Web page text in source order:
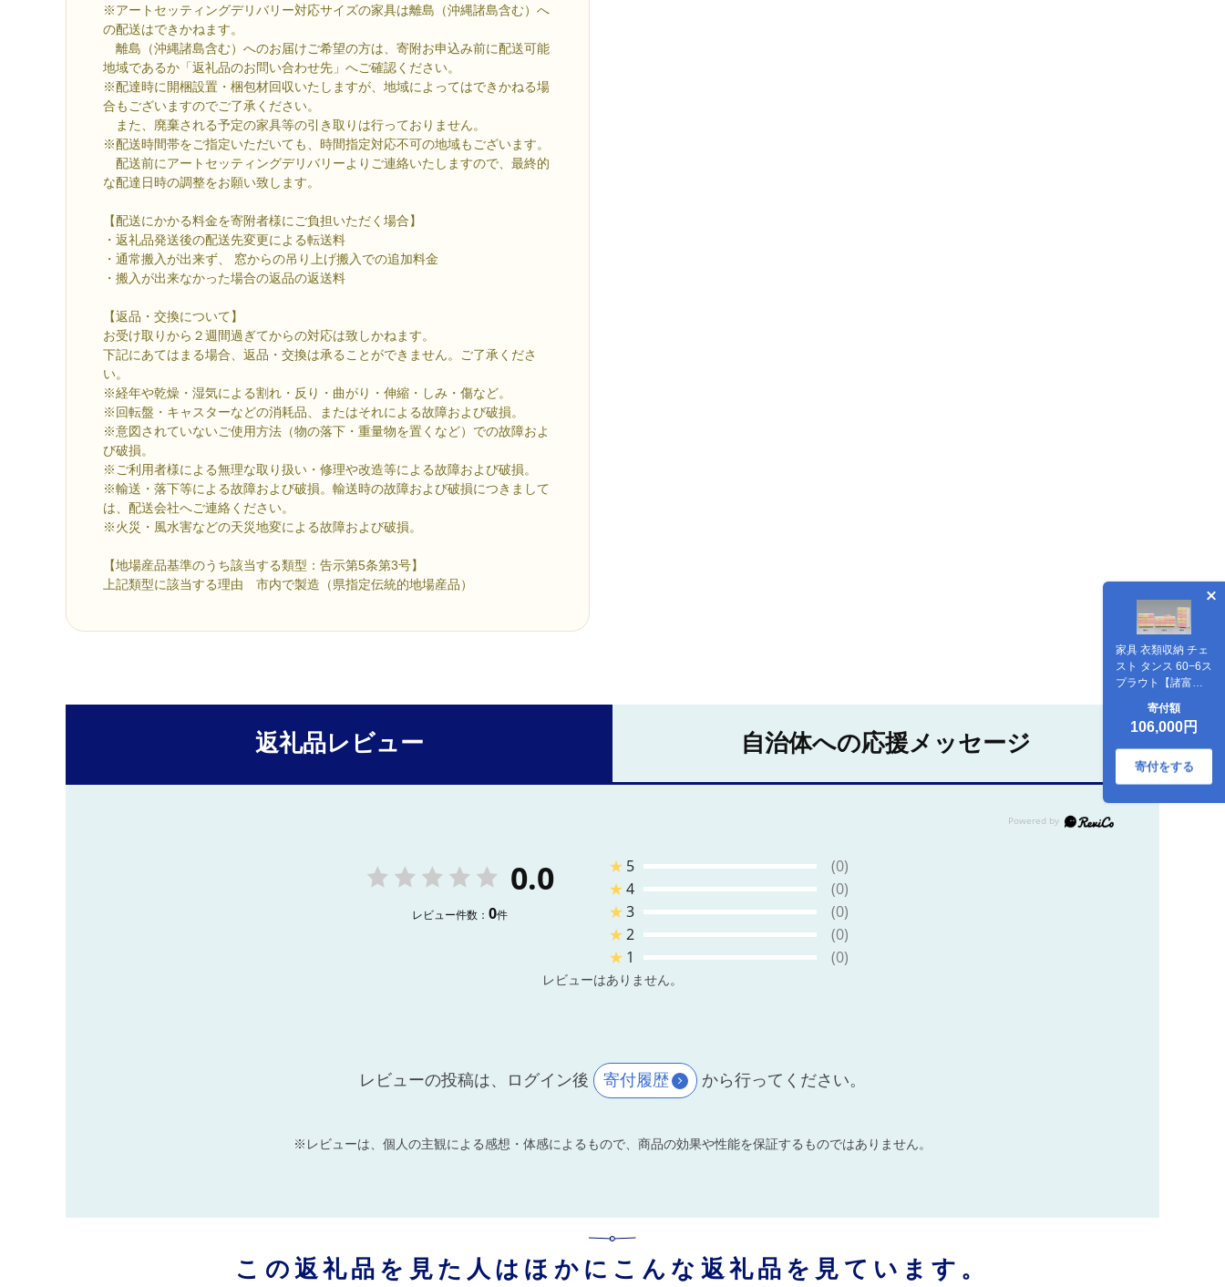
※アートセッティングデリバリー対応サイズの家具は離島（沖縄諸島含む）へ
の配送はできかねます。
離島（沖縄諸島含む）へのお届けご希望の方は、寄附お申込み前に配送可能
地域であるか「返礼品のお問い合わせ先」へご確認ください。
※配達時に開梱設置・梱包材回収いたしますが、地域によってはできかねる場
合もございますのでご了承ください。
また、廃棄される予定の家具等の引き取りは行っておりません。
※配送時間帯をご指定いただいても、時間指定対応不可の地域もございます。
配送前にアートセッティングデリバリーよりご連絡いたしますので、最終的
な配達日時の調整をお願い致します。
【配送にかかる料金を寄附者様にご負担いただく場合】
・返礼品発送後の配送先変更による転送料
・通常搬入が出来ず、 窓からの吊り上げ搬入での追加料金
・搬入が出来なかった場合の返品の返送料
【返品・交換について】
お受け取りから２週間過ぎてからの対応は致しかねます。
下記にあてはまる場合、返品・交換は承ることができません。ご了承くださ
い。
※経年や乾燥・湿気による割れ・反り・曲がり・伸縮・しみ・傷など。
※回転盤・キャスターなどの消耗品、またはそれによる故障および破損。
※意図されていないご使用方法（物の落下・重量物を置くなど）での故障およ
び破損。
※ご利用者様による無理な取り扱い・修理や改造等による故障および破損。
※輸送・落下等による故障および破損。輸送時の故障および破損につきまして
は、配送会社へご連絡ください。
※火災・風水害などの天災地変による故障および破損。
【地場産品基準のうち該当する類型：告示第5条第3号】
上記類型に該当する理由 市内で製造（県指定伝統的地場産品）
家具 衣類収納 チェ
スト タンス 60−6ス
プラウト【諸富家
寄付額
106,000円
寄付をする
返礼品レビュー 自治体への応援メッセージ
0.0
レビュー件数： 0件
★ 5
(0)
★4
(0)
★3
(0)
★2
(0)
★ 1 (0)
レビューはありません。
レビューの投稿は、ログイン後 寄付履歴 から行ってください。
※レビューは、個人の主観による感想・体感によるもので、商品の効果や性能を保証するものではありません。
この返礼品を見た人はほかにこんな返礼品を見ています。